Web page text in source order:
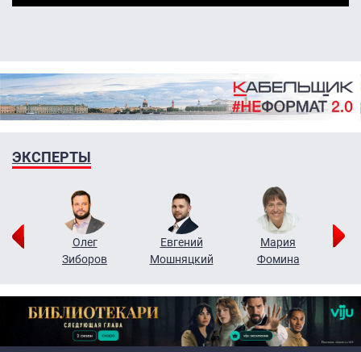
ЭКСПЕРТЫ
Олег
Зиборов
Евгений
Мошняцкий
Мария
Фомина